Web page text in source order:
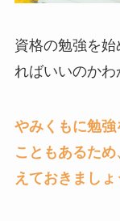
資格の勉強を
ればいいのかわ
やみくもに勉強
こともあるた
えておきましょ